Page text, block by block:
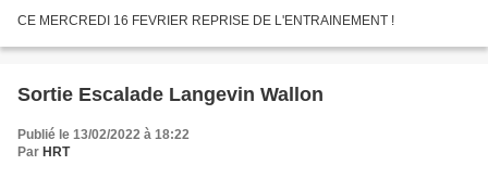
CE MERCREDI 16 FEVRIER REPRISE DE L'ENTRAINEMENT !
Sortie Escalade Langevin Wallon
Publié le 13/02/2022 à 18:22
Par HRT